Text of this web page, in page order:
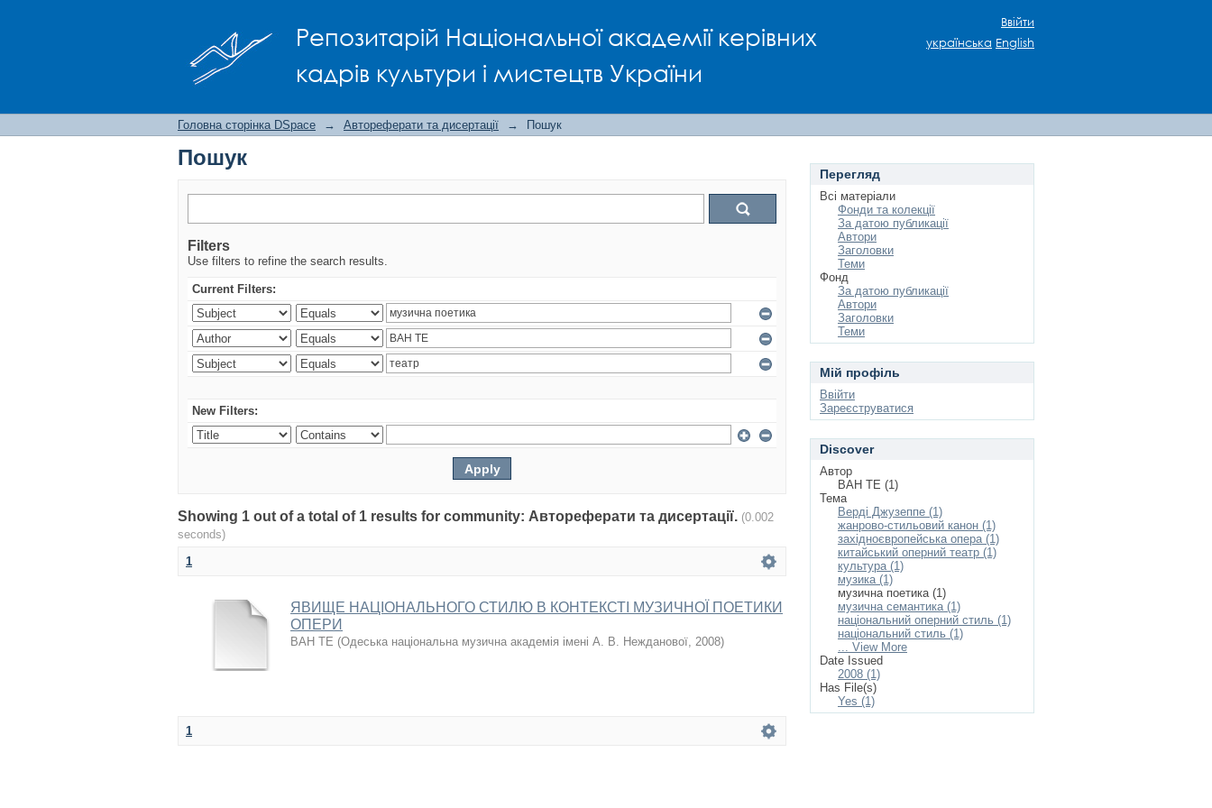
Репозитарій Національної академії керівних
кадрів культури і мистецтв України
Ввійти
українська English
Головна сторінка DSpace → Автореферати та дисертації → Пошук
Пошук
Filters
Use filters to refine the search results.
Current Filters:
New Filters:
Showing 1 out of a total of 1 results for community: Автореферати та дисертації. (0.002
seconds)
1
ЯВИЩЕ НАЦІОНАЛЬНОГО СТИЛЮ В КОНТЕКСТІ МУЗИЧНОЇ ПОЕТИКИ
ОПЕРИ
ВАН ТЕ (Одеська національна музична академія імені А. В. Нежданової, 2008)
1
Перегляд
Всі матеріали
Фонди та колекції
За датою публикації
Автори
Заголовки
Теми
Фонд
За датою публикації
Автори
Заголовки
Теми
Мій профіль
Ввійти
Зареєструватися
Discover
Автор
ВАН ТЕ (1)
Тема
Верді Джузеппе (1)
жанрово-стильовий канон (1)
західноєвропейська опера (1)
китайський оперний театр (1)
культура (1)
музика (1)
музична поетика (1)
музична семантика (1)
національний оперний стиль (1)
національний стиль (1)
... View More
Date Issued
2008 (1)
Has File(s)
Yes (1)